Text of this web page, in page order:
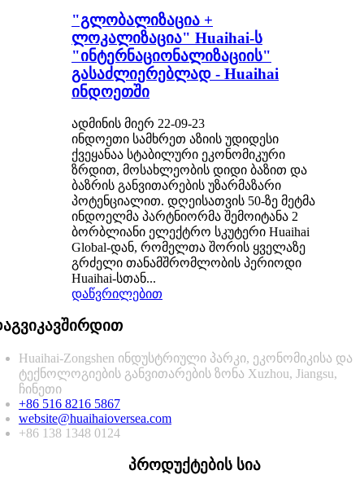
"გლობალიზაცია +
ლოკალიზაცია" Huaihai-ს
"ინტერნაციონალიზაციის"
გასაძლიერებლად - Huaihai
ინდოეთში
ადმინის მიერ 22-09-23
ინდოეთი სამხრეთ აზიის უდიდესი
ქვეყანაა სტაბილური ეკონომიკური
ზრდით, მოსახლეობის დიდი ბაზით და
ბაზრის განვითარების უზარმაზარი
პოტენციალით. დღეისათვის 50-ზე მეტმა
ინდოელმა პარტნიორმა შემოიტანა 2
ბორბლიანი ელექტრო სკუტერი Huaihai
Global-დან, რომელთა შორის ყველაზე
გრძელი თანამშრომლობის პერიოდი
Huaihai-სთან...
დაწვრილებით
Huaihai-Zongshen ინდუსტრიული პარკი, ეკონომიკისა და
ტექნოლოგიების განვითარების ზონა Xuzhou, Jiangsu,
ჩინეთი
+86 516 8216 5867
website@huaihaioversea.com
+86 138 1348 0124
პროდუქტების სია